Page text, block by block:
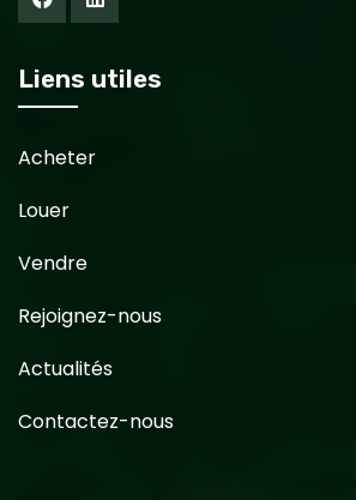
Liens utiles
Acheter
Louer
Vendre
Rejoignez-nous
Actualités
Contactez-nous